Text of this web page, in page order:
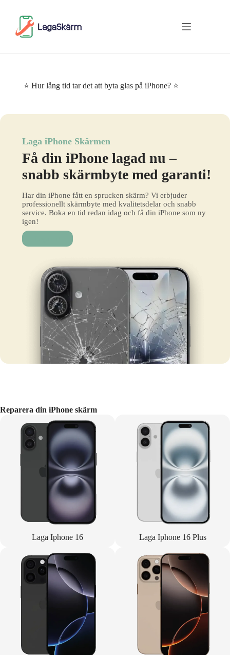
⭐ Hur lång tid tar det att byta glas på iPhone? ⭐
Laga iPhone Skärmen
Få din iPhone lagad nu –
snabb skärmbyte med garanti!
Har din iPhone fått en sprucken skärm? Vi erbjuder
professionellt skärmbyte med kvalitetsdelar och snabb
service. Boka en tid redan idag och få din iPhone som ny
igen!
Reparera din iPhone skärm
Laga Iphone 16 Laga Iphone 16 Plus